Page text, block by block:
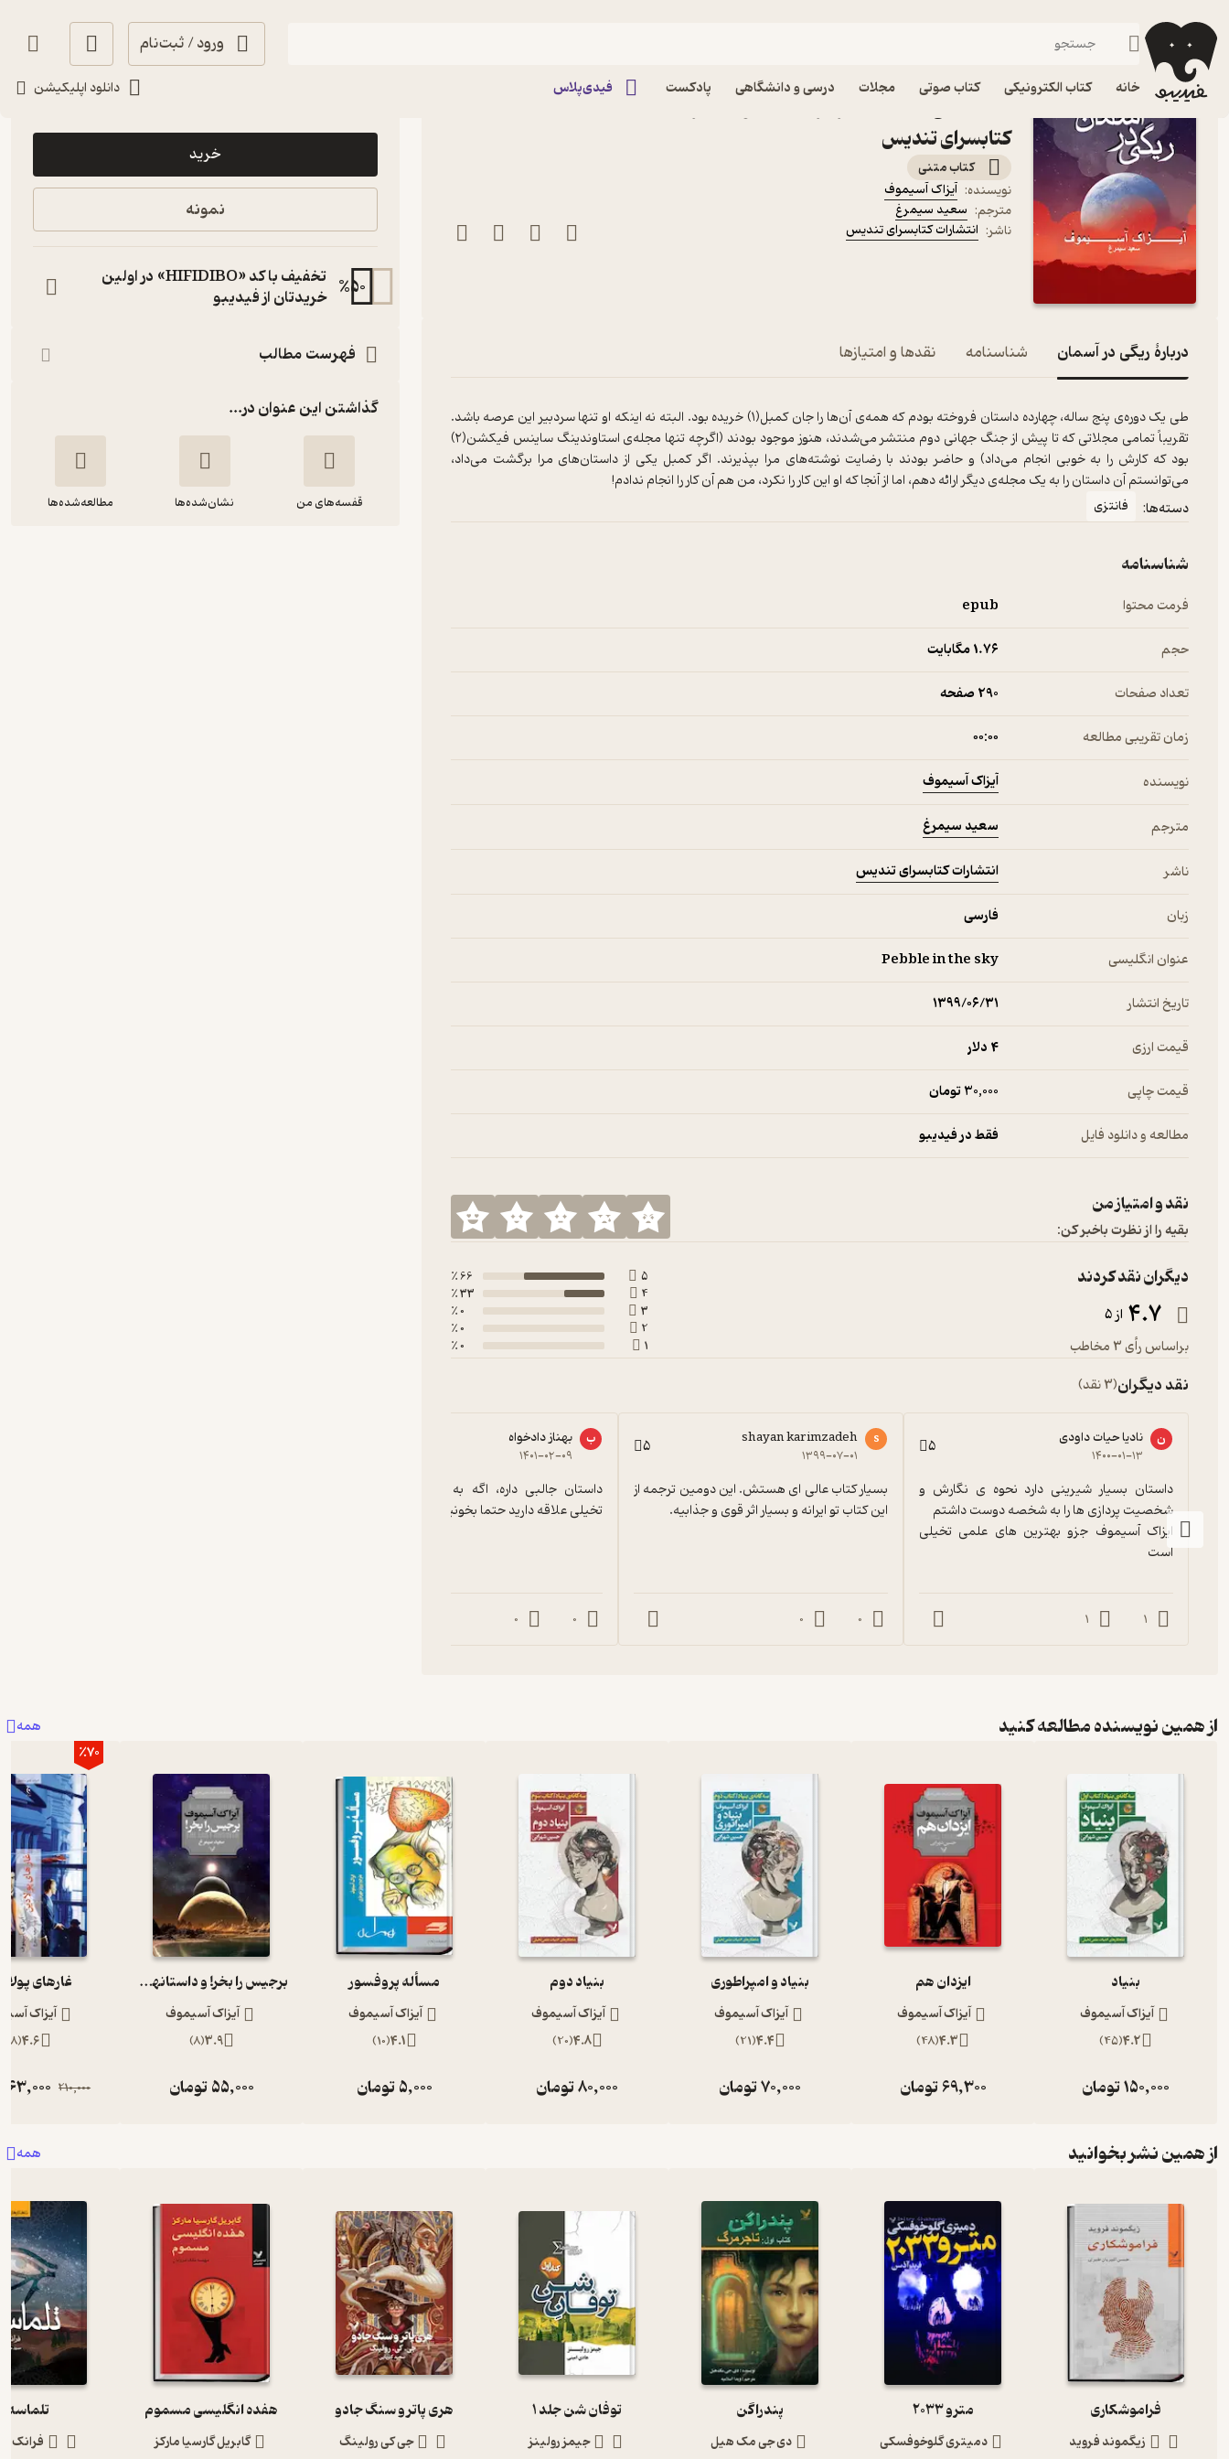
ورود / ثبت‌نام
خانه کتاب الکترونیکی کتاب صوتی مجلات درسی و دانشگاهی پادکست فیدی‌پلاس دانلود اپلیکیشن
فیدیبو کتاب الکترونیکی
کتابسرای تندیس
کتاب متنی
نویسنده: آیزاک آسیموف
مترجم: سعید سیمرغ
ناشر: انتشارات کتابسرای تندیس
دربارۀ ریگی در آسمان شناسنامه نقدها و امتیازها
طی یک دوره‌ی پنج ساله، چهارده داستان فروخته بودم که همه‌ی آن‌ها را جان کمبل(۱) خریده بود. البته نه اینکه او تنها سردبیر این عرصه باشد.
تقریباً تمامی مجلاتی که تا پیش از جنگ جهانی دوم منتشر می‌‌شدند، هنوز موجود بودند (اگرچه تنها مجله‌ی استاوندینگ ساینس فیکشن(۲)
بود که کارش را به ‌خوبی انجام می‌‌داد) و حاضر بودند با رضایت نوشته‌‌های مرا بپذیرند. اگر کمبل یکی از داستان‌‌های مرا برگشت می‌‌داد،
می‌‌توانستم آن داستان را به یک مجله‌ی دیگر ارائه دهم، اما از آنجا که او این کار را نکرد، من هم آن کار را انجام ندادم!
دسته‌ها: فانتزی
شناسنامه
فرمت محتوا epub
حجم 1.۷۶ مگابایت
تعداد صفحات 290 صفحه
زمان تقریبی مطالعه ۰۰:۰۰
نویسنده آیزاک آسیموف
مترجم سعید سیمرغ
ناشر انتشارات کتابسرای تندیس
زبان فارسی
عنوان انگلیسی Pebble in the sky
تاریخ انتشار ۱۳۹۹/۰۶/۳۱
قیمت ارزی 4 دلار
قیمت چاپی 30,000 تومان
مطالعه و دانلود فایل فقط در فیدیبو
نقد و امتیاز من
بقیه را از نظرت باخبر کن:
دیگران نقد کردند
4.7 از 5
براساس رأی 3 مخاطب
5
66 ٪
4
33 ٪
3
0 ٪
2
0 ٪
1
0 ٪
نقد دیگران(3 نقد)
ن نادیا حیات داودی
۱۴۰۰-۰۱-۱۳ 5
است
1
1
s
shayan karimzadeh
۱۳۹۹-۰۷-۰۱ 5
این کتاب تو ایرانه و بسیار اثر قوی و جذابیه.
0
0
ب بهناز دادخواه
۱۴۰۱-۰۲-۰۹
تخیلی علاقه دارید حتما بخونید
0
0
86,000
خرید
نمونه
%50
تخفیف با کد «HIFIDIBO» در اولین
خریدتان از فیدیبو
فهرست مطالب
گذاشتن این عنوان در...
قفسه‌های من نشان‌شده‌ها مطالعه‌شده‌ها
از همین نویسنده مطالعه کنید همه
بنیاد
آیزاک آسیموف
4.2
(
45
)
150,000تومان
ایزدان هم
آیزاک آسیموف
4.3
(
48
)
69,300تومان
بنیاد و امپراطوری
آیزاک آسیموف
4.4
(
21
)
70,000تومان
بنیاد دوم
آیزاک آسیموف
4.8
(
20
)
80,000تومان
مسأله پروفسور
آیزاک آسیموف
4.1
(
10
)
5,000تومان
برجیس را بخر! و داستانهای دیگر
آیزاک آسیموف
3.9
(
8
)
55,000تومان
٪70
غارهای
آیزاک
4.6
(
8
210,000
63,000
از همین نشر بخوانید همه
فراموشکاری
زیگموند فروید
مترو 2033
دمیتری گلوخوفسکی
پندراگن
دی جی مک هیل
توفان شن جلد 1
جیمز رولینز
هری پاتر و سنگ جادو‌
جی کی رولینگ
هفده انگلیسی مسموم
گابریل گارسیا مارکز
تلماسه
فرانک